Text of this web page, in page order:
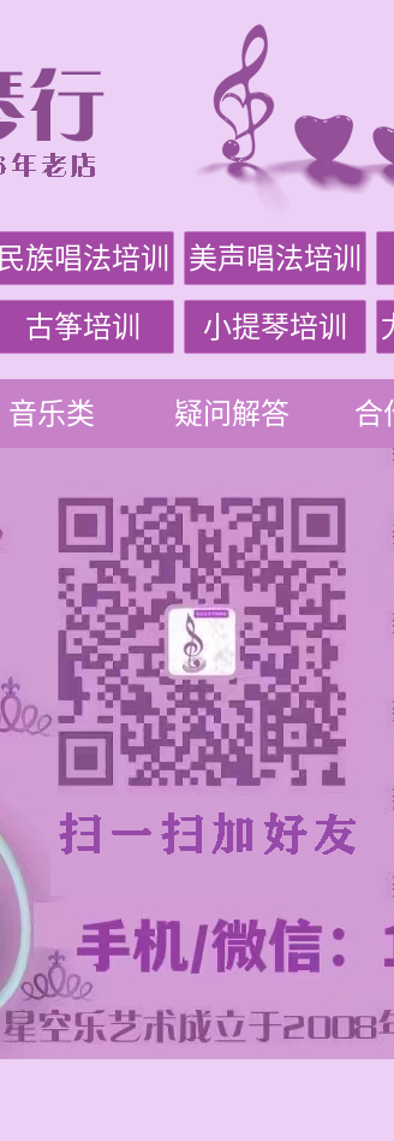
民族唱法培训 美声唱法培训
古筝培训 小提琴培训
音乐类 疑问解答 合